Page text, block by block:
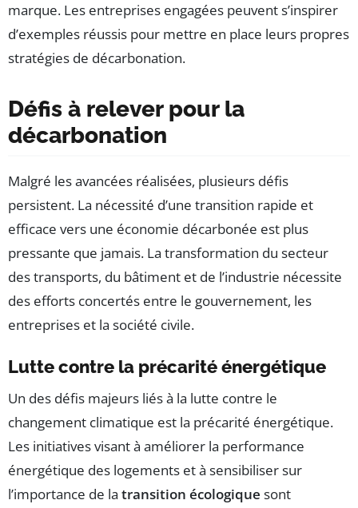
marque. Les entreprises engagées peuvent s’inspirer
d’exemples réussis pour mettre en place leurs propres
stratégies de décarbonation.
Défis à relever pour la
décarbonation
Malgré les avancées réalisées, plusieurs défis
persistent. La nécessité d’une transition rapide et
efficace vers une économie décarbonée est plus
pressante que jamais. La transformation du secteur
des transports, du bâtiment et de l’industrie nécessite
des efforts concertés entre le gouvernement, les
entreprises et la société civile.
Lutte contre la précarité énergétique
Un des défis majeurs liés à la lutte contre le
changement climatique est la précarité énergétique.
Les initiatives visant à améliorer la performance
énergétique des logements et à sensibiliser sur
l’importance de la transition écologique sont